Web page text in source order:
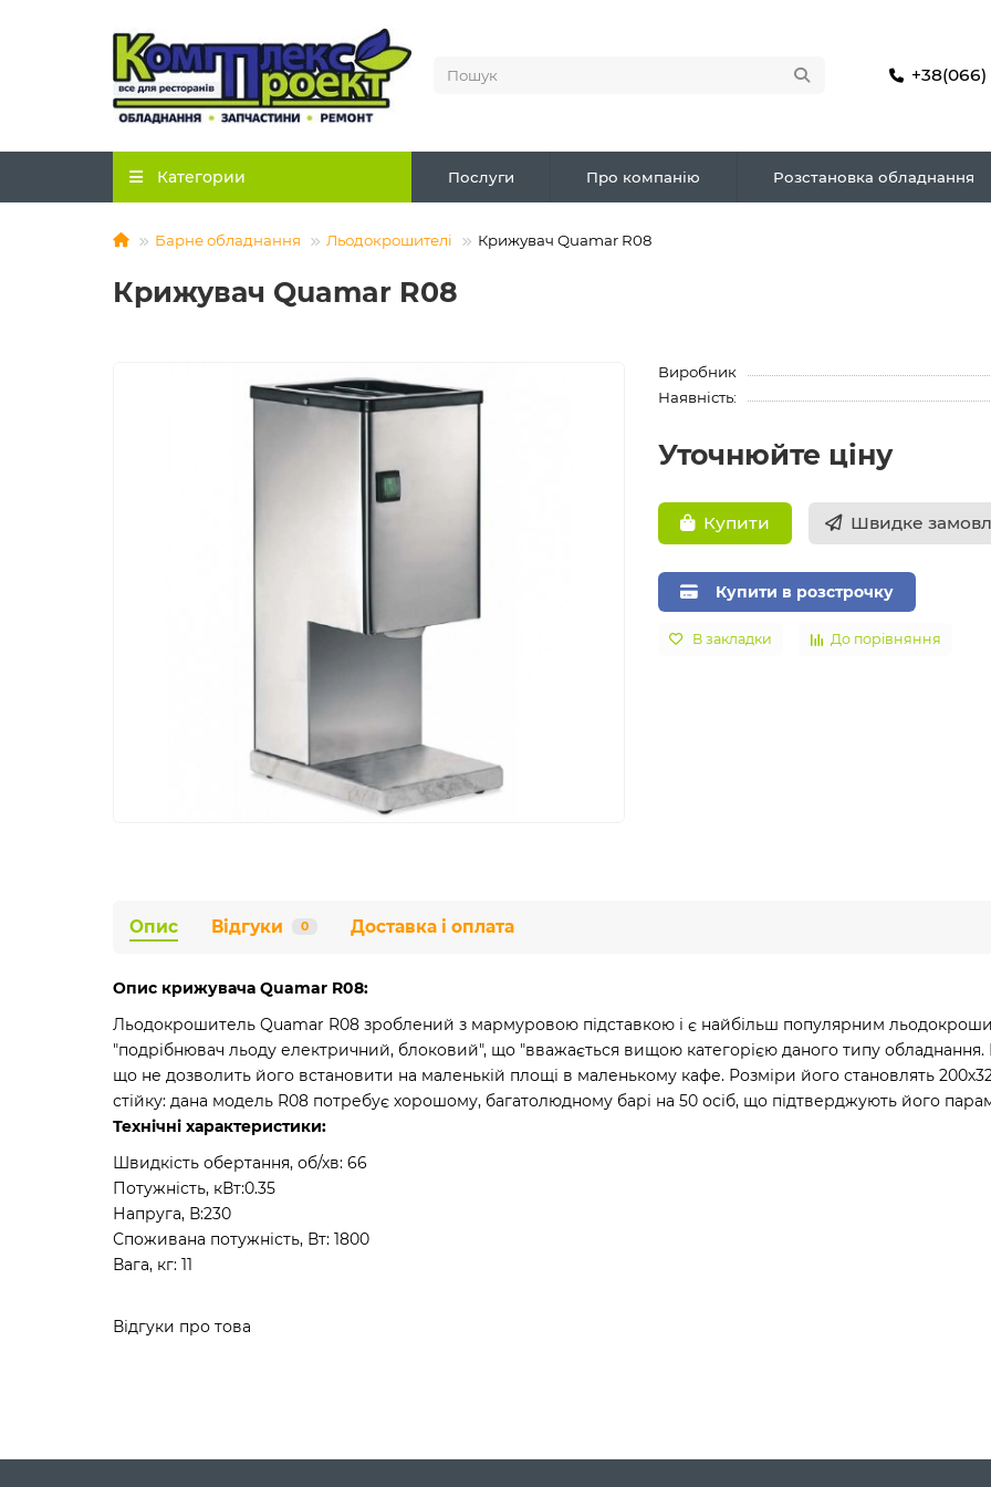
+38(066)
Категории Послуги Про компанію Розстановка обладнання
Барне обладнання Льодокрошителі Крижувач Quamar R08
Крижувач Quamar R08
Виробник
Наявність:
Уточнюйте ціну
Купити Швидке
Купити в розстрочку
В закладки До порівняння
Опис Відгуки 0 Доставка і оплата
Опис крижувача Quamar R08:
Льодокрошитель Quamar R08 зроблений з мармуровою підставкою і є найбільш популярним
"подрібнювач льоду електричний, блоковий", що "вважається вищою категорією даного типу обладнання.
що не дозволить його встановити на маленькій площі в маленькому кафе. Розміри його становлять
стійку: дана модель R08 потребує хорошому, багатолюдному барі на 50 осіб, що підтверджують його
Технічні характеристики:
Швидкість обертання, об/хв: 66
Потужність, кВт:0.35
Напруга, В:230
Споживана потужність, Вт: 1800
Вага, кг: 11
Відгуки про това